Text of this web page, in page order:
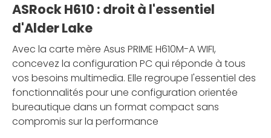
ASRock H610 : droit à l'essentiel
d'Alder Lake
Avec la carte mère Asus PRIME H610M-A WIFI,
concevez la configuration PC qui réponde à tous
vos besoins multimedia. Elle regroupe l'essentiel des
fonctionnalités pour une configuration orientée
bureautique dans un format compact sans
compromis sur la performance